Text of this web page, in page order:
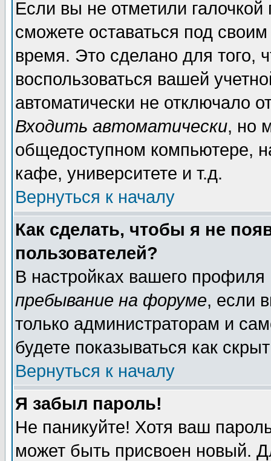
Если вы не отметили галочкой
сможете оставаться под
время. Это сделано для того,
воспользоваться вашей
автоматически не отключало
Входить автоматически, но
общедоступном компьютере,
кафе, университете и т.д.
Вернуться к началу
Как сделать, чтобы я не
пользователей?
В настройках вашего
пребывание на форуме, если
только администраторам и
будете показываться как
Вернуться к началу
Я забыл пароль!
Не паникуйте! Хотя ваш
может быть присвоен новый.